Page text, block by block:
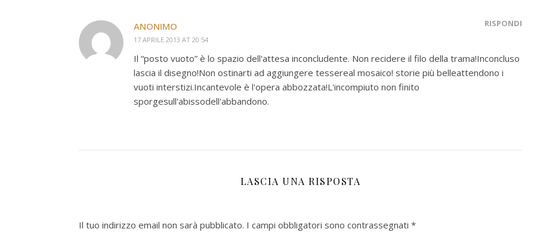
ANONIMO
17 APRILE 2013 AT 20:54
RISPONDI
Il “posto vuoto” è lo spazio dell'attesa inconcludente. Non recidere il filo della trama!Inconcluso
lascia il disegno!Non ostinarti ad aggiungere tessereal mosaico! storie più belleattendono i
vuoti interstizi.Incantevole è l'opera abbozzata!L'incompiuto non finito
sporgesull'abissodell'abbandono.
LASCIA UNA RISPOSTA
Il tuo indirizzo email non sarà pubblicato. I campi obbligatori sono contrassegnati *